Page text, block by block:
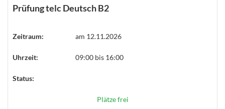
Prüfung telc Deutsch B2
Zeitraum: am 12.11.2026
Uhrzeit: 09:00 bis 16:00
Status:
Plätze frei